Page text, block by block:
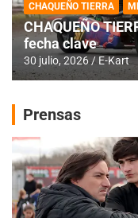
CHAQUEÑO TIERRA
CHAQUEÑO
fecha clave
30 julio, 2026 E-Kart
Prensas